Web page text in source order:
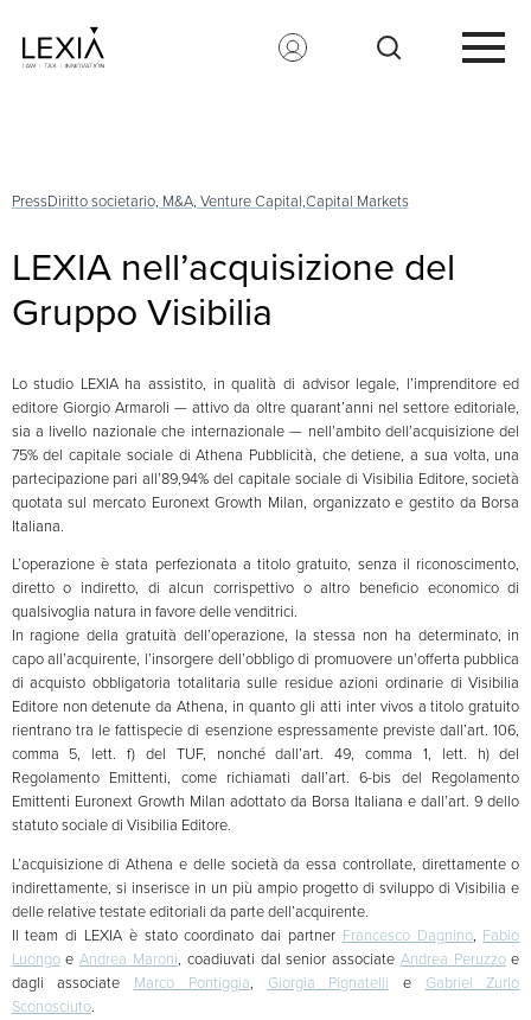
PressDiritto societario, M&A, Venture Capital,Capital Markets
LEXIA nell’acquisizione del
Gruppo Visibilia
Lo studio LEXIA ha assistito, in qualità di advisor legale, l’imprenditore ed
editore Giorgio Armaroli — attivo da oltre quarant’anni nel settore editoriale,
sia a livello nazionale che internazionale — nell’ambito dell’acquisizione del
75% del capitale sociale di Athena Pubblicità, che detiene, a sua volta, una
partecipazione pari all’89,94% del capitale sociale di Visibilia Editore, società
quotata sul mercato Euronext Growth Milan, organizzato e gestito da Borsa
Italiana.
L’operazione è stata perfezionata a titolo gratuito, senza il riconoscimento,
diretto o indiretto, di alcun corrispettivo o altro beneficio economico di
qualsivoglia natura in favore delle venditrici.
In ragione della gratuità dell’operazione, la stessa non ha determinato, in
capo all’acquirente, l’insorgere dell’obbligo di promuovere un’offerta pubblica
di acquisto obbligatoria totalitaria sulle residue azioni ordinarie di Visibilia
Editore non detenute da Athena, in quanto gli atti inter vivos a titolo gratuito
rientrano tra le fattispecie di esenzione espressamente previste dall’art. 106,
comma 5, lett. f) del TUF, nonché dall’art. 49, comma 1, lett. h) del
Regolamento Emittenti, come richiamati dall’art. 6-bis del Regolamento
Emittenti Euronext Growth Milan adottato da Borsa Italiana e dall’art. 9 dello
statuto sociale di Visibilia Editore.
L’acquisizione di Athena e delle società da essa controllate, direttamente o
indirettamente, si inserisce in un più ampio progetto di sviluppo di Visibilia e
delle relative testate editoriali da parte dell’acquirente.
Il team di LEXIA è stato coordinato dai partner Francesco Dagnino, Fabio
LuongoeAndrea Maroni, coadiuvati dal senior associate Andrea Peruzzoe
dagli associate Marco Pontiggia, Giorgia Pignatelli e Gabriel Zurlo
Sconosciuto.